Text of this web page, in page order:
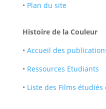
• Plan du site
Histoire de la Couleur
• Accueil des
• Ressources Etudiants
• Liste des Films